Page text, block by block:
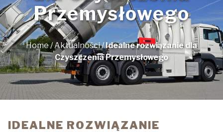
Przemysłowego
Home/Aktualności/Idealne rozwiązanie dla
Czyszczenia Przemysłowego
IDEALNE ROZWIĄZANIE